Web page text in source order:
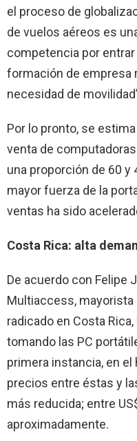
el proceso de
de vuelos aéreos es
competencia por
formación de empresa
necesidad de
Por lo pronto, se
venta de
una proporción de 60 y
mayor fuerza de la
ventas ha sido
Costa Rica: alta
De acuerdo con Felipe
Multiaccess,
radicado en Costa
tomando las PC
primera instancia, en
precios entre éstas y
más reducida; entre
aproximadamente.